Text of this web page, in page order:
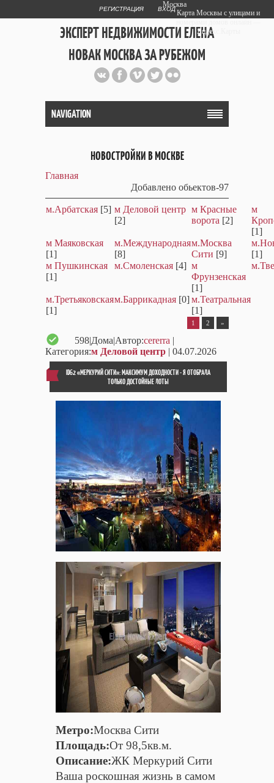
РЕГИСТРАЦИЯ ВХОД
ЭКСПЕРТ НЕДВИЖИМОСТИ ЕЛЕНА
НОВАК МОСКВА ЗА РУБЕЖОМ
Публичный сайт эксперта автора
web дизайнера+7 903 708 1884
NAVIGATION
НОВОСТРОЙКИ В МОСКВЕ
Главная
Добавлено обьектов-97
м.Арбатская [5] м Деловой центр
[2]
м Красные
ворота [2]
м
[1]
м Маяковская
[1]
м.Международная
[8]
м.Москва
Сити [9]
[1]
м Пушкинская
[1]
м.Смоленская [4] м
Фрунзенская
[1]
м.Третьяковская
[1]
м.Баррикадная [0]м.Театральная
[1]
1 2 »
598|Дома|Автор:cererra |
Категория:м Деловой центр | 04.07.2026
ID62 «МЕРКУРИЙ СИТИ»: МАКСИМУМ ДОХОДНОСТИ - Я ОТОБРАЛА
ТОЛЬКО ДОСТОЙНЫЕ ЛОТЫ
Метро:Москва Сити
Площадь:От 98,5кв.м.
Описание:ЖК Меркурий Сити
Ваша роскошная жизнь в самом
Москва
Карта Москвы с улицами и
Яндекс.Карты